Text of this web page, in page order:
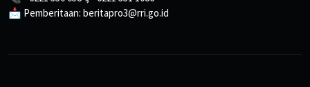
📩 Pemberitaan: beritapro3@rri.go.id